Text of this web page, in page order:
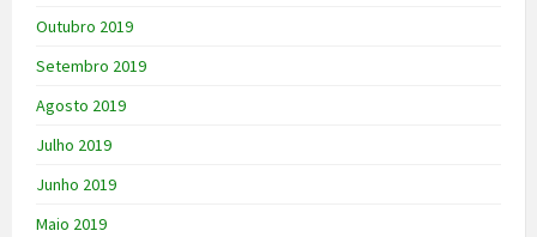
Outubro 2019
Setembro 2019
Agosto 2019
Julho 2019
Junho 2019
Maio 2019